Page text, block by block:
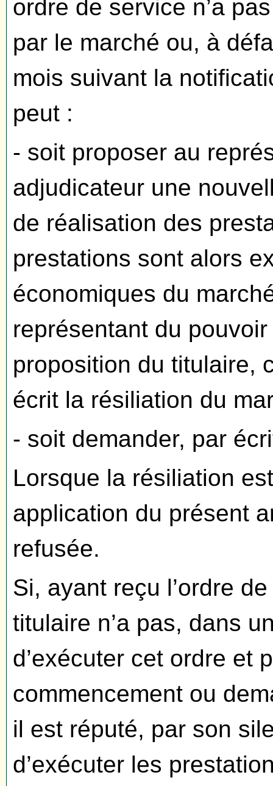
ordre de service n’a
par le marché ou, à
mois suivant la
peut :
- soit proposer au
adjudicateur une
de réalisation des
prestations sont alors
économiques du
représentant du
proposition du titulaire,
écrit la résiliation du
- soit demander, par
Lorsque la résiliation
application du présent
refusée.
Si, ayant reçu l’ordre
titulaire n’a pas, dans
d’exécuter cet ordre et
commencement ou
il est réputé, par son
d’exécuter les